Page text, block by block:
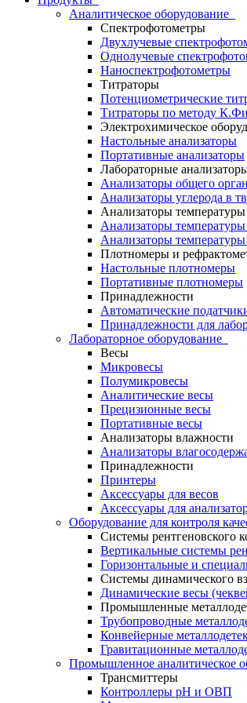
Аналитическое оборудование
Спектрофотометры
Двухлучевые
Однолучевые
Наноспектрофотометры
Титраторы
Потенциометрические
Титраторы по методу
Электрохимическое
Настольные анализаторы
Портативные анализаторы
Лабораторные
Анализаторы общего
Анализаторы углерода в
Анализаторы
Анализаторы
Анализаторы
Плотномеры и
Настольные плотномеры
Портативные плотномеры
Принадлежности
Автоматические
Принадлежности для
Лабораторное оборудование
Весы
Микровесы
Полумикровесы
Аналитические весы
Прецизионные весы
Портативные весы
Анализаторы влажности
Анализаторы
Принадлежности
Принтеры
Аксессуары для весов
Аксессуары для
Оборудование для контроля
Системы рентгеновского
Вертикальные системы
Горизонтальные и
Системы динамического
Динамические весы
Промышленные
Трубопроводные
Конвейерные
Гравитационные
Промышленное аналитическое
Трансмиттеры
Контроллеры рН и ОВП